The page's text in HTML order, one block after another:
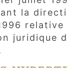
la
relative
juridique